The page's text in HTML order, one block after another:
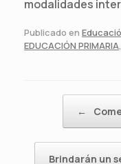
modalidades
Publicado en
EDUCACIÓN PRIMARIA,
←
Brindarán un